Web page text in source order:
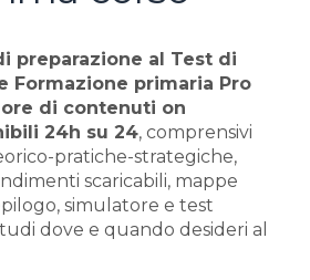
preparazione al Test di
Formazione primaria Pro
ore di contenuti on
24h su 24, comprensivi
pratiche-strategiche,
scaricabili, mappe
simulatore e test
dove e quando desideri al